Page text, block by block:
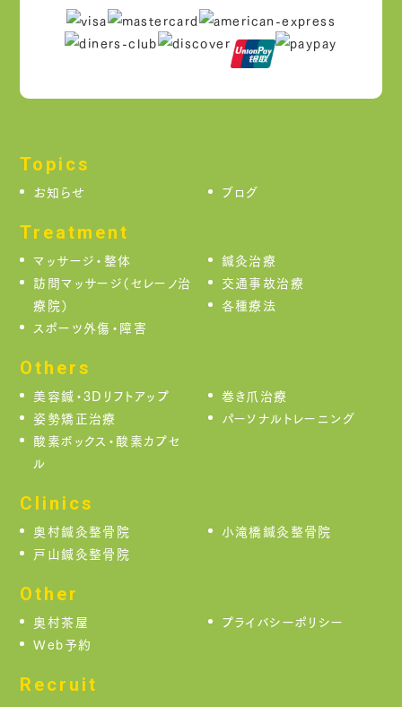
Topics
お知らせ ブログ
Treatment
マッサージ・整体
訪問マッサージ（セレーノ治
療院）
スポーツ外傷・障害
鍼灸治療
交通事故治療
各種療法
Others
美容鍼・3Dリフトアップ
姿勢矯正治療
酸素ボックス・酸素カプセ
ル
巻き爪治療
パーソナルトレーニング
Clinics
奥村鍼灸整骨院
戸山鍼灸整骨院
小滝橋鍼灸整骨院
Other
奥村茶屋
Web予約
プライバシーポリシー
Recruit